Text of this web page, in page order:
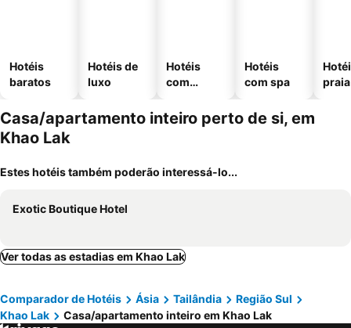
Hotéis
baratos
Hotéis de
luxo
Hotéis
com
Hotéis
com spa
praia
Casa/apartamento inteiro perto de si, em
Khao Lak
Estes hotéis também poderão interessá-lo...
Exotic Boutique Hotel
Ver todas as estadias em Khao Lak
Comparador de Hotéis Ásia Tailândia
Região Sul
Khao Lak
Casa/apartamento inteiro em Khao Lak